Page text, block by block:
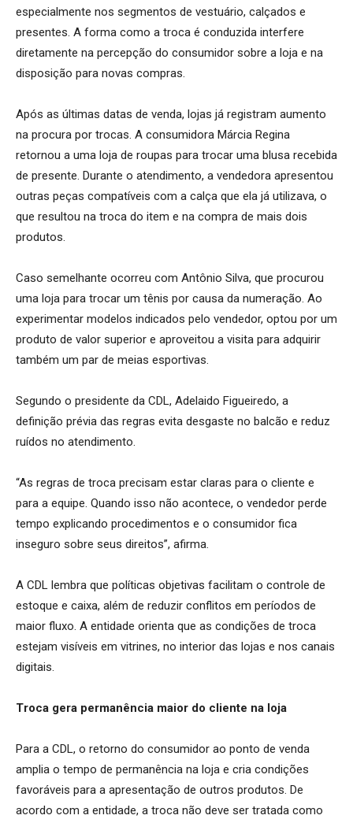
especialmente nos segmentos de vestuário, calçados e
presentes. A forma como a troca é conduzida interfere
diretamente na percepção do consumidor sobre a loja e na
disposição para novas compras.
Após as últimas datas de venda, lojas já registram aumento
na procura por trocas. A consumidora Márcia Regina
retornou a uma loja de roupas para trocar uma blusa recebida
de presente. Durante o atendimento, a vendedora apresentou
outras peças compatíveis com a calça que ela já utilizava, o
que resultou na troca do item e na compra de mais dois
produtos.
Caso semelhante ocorreu com Antônio Silva, que procurou
uma loja para trocar um tênis por causa da numeração. Ao
experimentar modelos indicados pelo vendedor, optou por um
produto de valor superior e aproveitou a visita para adquirir
também um par de meias esportivas.
Segundo o presidente da CDL, Adelaido Figueiredo, a
definição prévia das regras evita desgaste no balcão e reduz
ruídos no atendimento.
“As regras de troca precisam estar claras para o cliente e
para a equipe. Quando isso não acontece, o vendedor perde
tempo explicando procedimentos e o consumidor fica
inseguro sobre seus direitos”, afirma.
A CDL lembra que políticas objetivas facilitam o controle de
estoque e caixa, além de reduzir conflitos em períodos de
maior fluxo. A entidade orienta que as condições de troca
estejam visíveis em vitrines, no interior das lojas e nos canais
digitais.
Troca gera permanência maior do cliente na loja
Para a CDL, o retorno do consumidor ao ponto de venda
amplia o tempo de permanência na loja e cria condições
favoráveis para a apresentação de outros produtos. De
acordo com a entidade, a troca não deve ser tratada como